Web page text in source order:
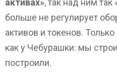
активах», так над ним так
больше не регулирует
активов и токенов.
как у Чебурашки: мы
построили.